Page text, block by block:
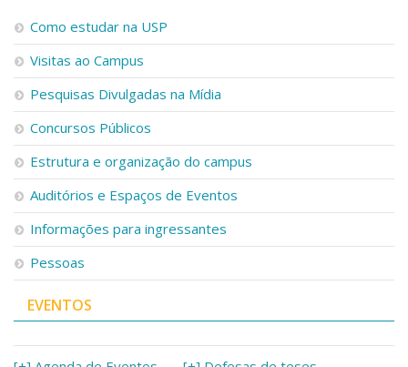
Como estudar na USP
Visitas ao Campus
Pesquisas Divulgadas na Mídia
Concursos Públicos
Estrutura e organização do campus
Auditórios e Espaços de Eventos
Informações para ingressantes
Pessoas
EVENTOS